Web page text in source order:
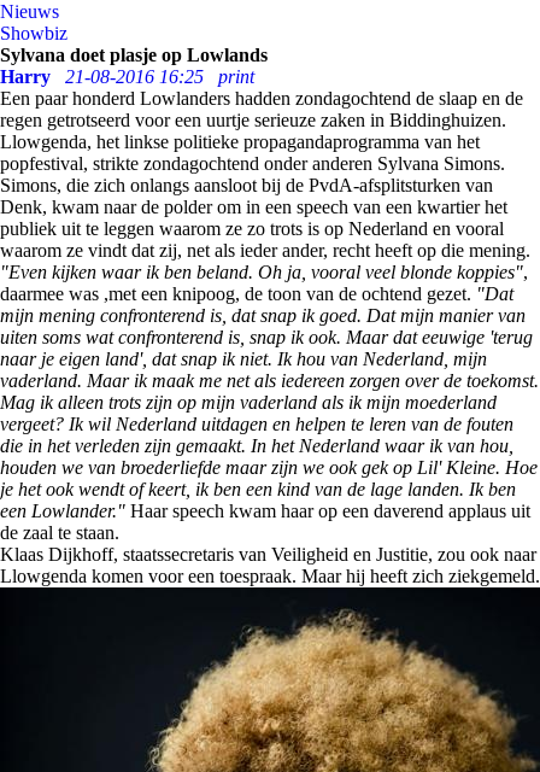
Nieuws
Showbiz
Sylvana doet plasje op Lowlands
Harry
21-08-2016 16:25
print
Een paar honderd Lowlanders hadden zondagochtend de slaap en de
regen getrotseerd voor een uurtje serieuze zaken in Biddinghuizen.
Llowgenda, het linkse politieke propagandaprogramma van het
popfestival, strikte zondagochtend onder anderen Sylvana Simons.
Simons, die zich onlangs aansloot bij de PvdA-afsplitsturken van
Denk, kwam naar de polder om in een speech van een kwartier het
publiek uit te leggen waarom ze zo trots is op Nederland en vooral
waarom ze vindt dat zij, net als ieder ander, recht heeft op die mening.
"Even kijken waar ik ben beland. Oh ja, vooral veel blonde koppies",
daarmee was ,met een knipoog, de toon van de ochtend gezet. "Dat
mijn mening confronterend is, dat snap ik goed. Dat mijn manier van
uiten soms wat confronterend is, snap ik ook. Maar dat eeuwige 'terug
naar je eigen land', dat snap ik niet. Ik hou van Nederland, mijn
vaderland. Maar ik maak me net als iedereen zorgen over de toekomst.
Mag ik alleen trots zijn op mijn vaderland als ik mijn moederland
vergeet? Ik wil Nederland uitdagen en helpen te leren van de fouten
die in het verleden zijn gemaakt. In het Nederland waar ik van hou,
houden we van broederliefde maar zijn we ook gek op Lil' Kleine. Hoe
je het ook wendt of keert, ik ben een kind van de lage landen. Ik ben
een Lowlander." Haar speech kwam haar op een daverend applaus uit
de zaal te staan.
Klaas Dijkhoff, staatssecretaris van Veiligheid en Justitie, zou ook naar
Llowgenda komen voor een toespraak. Maar hij heeft zich ziekgemeld.